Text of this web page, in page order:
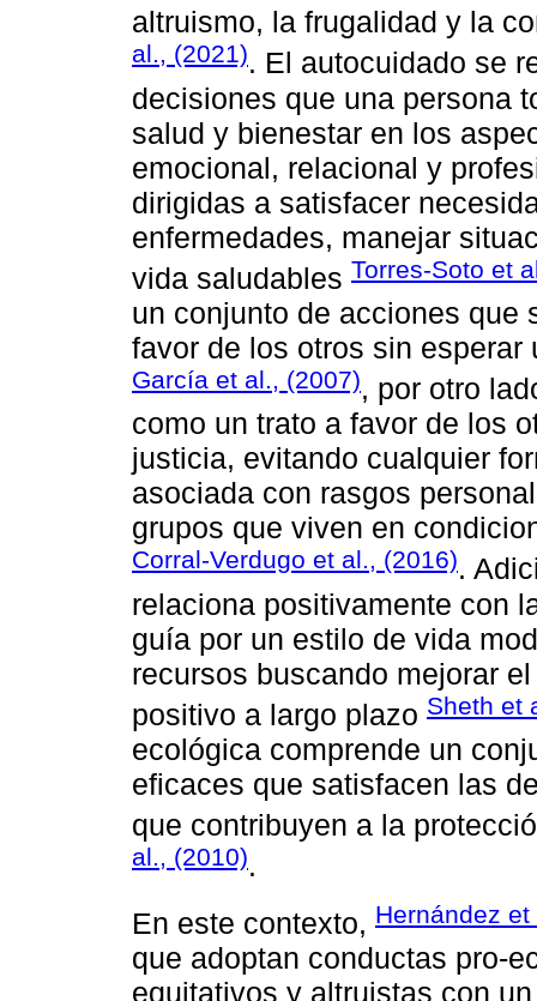
altruismo, la frugalidad y la
al., (2021). El autocuidado se
decisiones que una persona
salud y bienestar en los
emocional, relacional y
dirigidas a satisfacer
enfermedades, manejar
vida saludables Torres-Soto et
un conjunto de acciones que
favor de los otros sin
García et al., (2007), por otro
como un trato a favor de los
justicia, evitando cualquier
asociada con rasgos
grupos que viven en
Corral-Verdugo et al., (2016).
relaciona positivamente con
guía por un estilo de vida
recursos buscando mejorar
positivo a largo plazo Sheth et
ecológica comprende un
eficaces que satisfacen las
que contribuyen a la
al., (2010).
En este contexto, Hernández
que adoptan conductas pro-
equitativos y altruistas con